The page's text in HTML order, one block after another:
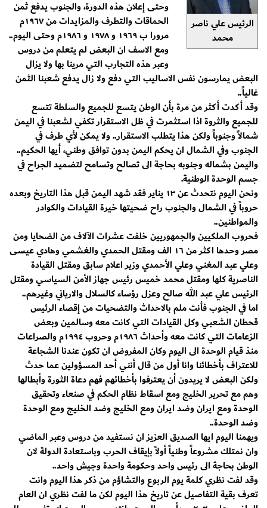
الرئيس علي ناصر
محمد
وحتى إعلان هذه الدورة، والجنوب يدفع ثمن
الحماقات والتطرف والمزايدات من ١٩٦٧م
مرورا ب ١٩٦٩ و ١٩٧٨ و ١٩٨٦م وحتى اليوم..
ومع الاسف ان البعض لم يتعلم من دروس
وعبر هذه التجارب التي مرينا بها ولا يزال
البعض يمارسون نفس الاساليب التي دفع ولا زال يدفع شعبنا الثمن
غالياً..
وقد أكدت أكثر من مرة بأن الوطن يتسع للجميع والسلطة تتسع
للجميع والثروة اذا استثمرت في ظل الاستقرار تكفي لشعبنا في اليمن
شمالاً وجنوباً ولكن هذا يتطلب الاستقرار.. ولا يمكن لأي طرف في
الجنوب وفي الشمال ان يحكم اليمن بدون توافق وطني، أيها الحكيم..
واليمن بشماله وجنوبه بحاجة الى تصالح وتسامح لتضميد الجراح في
جسم الوحدة الوطنية.
ونحن اليوم نتحدث عن ١٣ يناير فقد شهد اليمن قبل هذا التاريخ وبعده
حروباً في الشمال والجنوب راح ضحيتها خيرة القيادات والكوادر
والمواطنين..
فحروب الملكيين والجمهوريين خلفت عشرات الآلاف من الضحايا ومن
مصر وحدها اكثر من ١٦ الف ومقتل الحمدي والغشمي وهادي عيسى
وعلي عبد المغني وعلي الأحمدي وزير اعلام سابق ومقتل القيادة
الناصرية كلها ومقتل محمد خميس رئيس جهاز الأمن السياسي ومقتل
الرئيس علي عبد الله صالح وعزل رؤساء كالسلال والارياني وغيرهم..
اما في الجنوب فأنت ملم بالاحداث والتضحيات من إقصاء الرئيس
قحطان الشعبي وكل القيادات التي كانت معه وسالمين وبعض
الزعامات التي كانت معه وأحداث ١٩٨٦م وحروب ١٩٩٤م والصراعات
منذ قيام الوحدة الى اليوم وكان المفروض ان تكون عندنا الشجاعة
للاعتراف بأخطائنا وانا أول من قال أنني أحد المسؤولين عما حدث
ولكن البعض لا يريدون أن يعترفوا بأخطائهم فهم دعاة الثورة وأبطالها
وهم مع تحرير الخليج ومع اسقاط نظام الحكم في صنعاء وتحقيق
الوحدة ومع ايران وضد ايران ومع الخليج وضد الخليج ومع الوحدة
وضد الوحدة..
ويهمنا اليوم ايها الصديق العزيز ان نستفيد من دروس وعبر الماضي
وان نمتلك مشروعاً وطنياً أولاً بإيقاف الحرب وباستعادة الدولة لان
الوطن بحاجة الى رئيس واحد وحكومة واحدة وجيش واحد..
وقد لفت نظري كلمة يوم الربوع والتشاؤم من ذكر هذا اليوم وانت
تعرف بقية التفاصيل عن تاريخ هذا اليوم لكن ما لفت نظري ان العام